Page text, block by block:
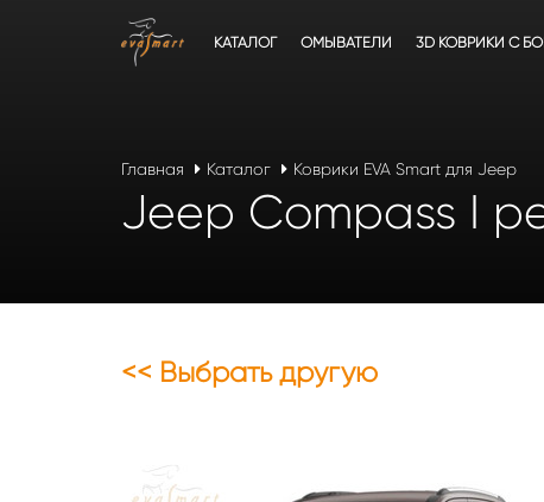
КАТАЛОГ ОМЫВАТЕЛИ 3D КОВРИКИ C
Главная Каталог Коврики EVA Smart для Jeep
Jeep Compass I
<< Выбрать другую